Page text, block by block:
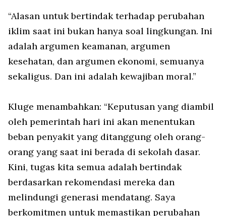
“Alasan untuk bertindak terhadap perubahan
iklim saat ini bukan hanya soal lingkungan. Ini
adalah argumen keamanan, argumen
kesehatan, dan argumen ekonomi, semuanya
sekaligus. Dan ini adalah kewajiban moral.”
Kluge menambahkan: “Keputusan yang diambil
oleh pemerintah hari ini akan menentukan
beban penyakit yang ditanggung oleh orang-
orang yang saat ini berada di sekolah dasar.
Kini, tugas kita semua adalah bertindak
berdasarkan rekomendasi mereka dan
melindungi generasi mendatang. Saya
berkomitmen untuk memastikan perubahan